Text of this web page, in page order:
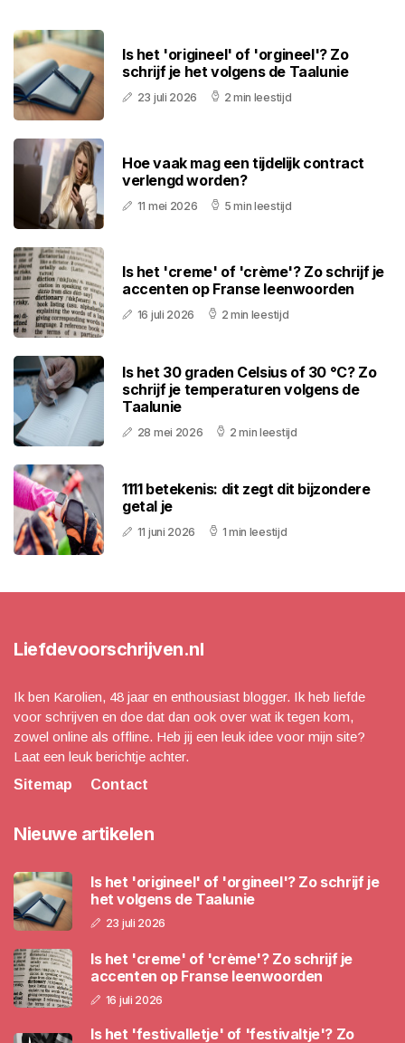
Is het 'origineel' of 'orgineel'? Zo
schrijf je het volgens de Taalunie
23 juli 2026 2 min leestijd
Hoe vaak mag een tijdelijk contract
verlengd worden?
11 mei 2026 5 min leestijd
Is het 'creme' of 'crème'? Zo schrijf je
accenten op Franse leenwoorden
16 juli 2026 2 min leestijd
Is het 30 graden Celsius of 30 °C? Zo
schrijf je temperaturen volgens de
Taalunie
28 mei 2026 2 min leestijd
1111 betekenis: dit zegt dit bijzondere
getal je
11 juni 2026 1 min leestijd
Liefdevoorschrijven.nl
Ik ben Karolien, 48 jaar en enthousiast blogger. Ik heb liefde
voor schrijven en doe dat dan ook over wat ik tegen kom,
zowel online als offline. Heb jij een leuk idee voor mijn site?
Laat een leuk berichtje achter.
Sitemap
Contact
Nieuwe artikelen
Is het 'origineel' of 'orgineel'? Zo schrijf je
het volgens de Taalunie
23 juli 2026
Is het 'creme' of 'crème'? Zo schrijf je
accenten op Franse leenwoorden
16 juli 2026
Is het 'festivalletje' of 'festivaltje'? Zo